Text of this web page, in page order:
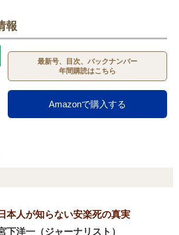
報
最新号、目次、バックナンバー
年間購読はこちら
Amazonで購入する
日本人が知らない安楽死の真実
下洋一（ジャーナリスト）